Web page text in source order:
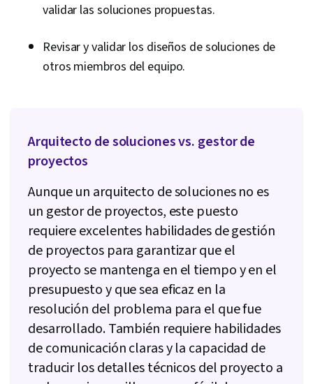
validar las soluciones propuestas.
Revisar y validar los diseños de soluciones de
otros miembros del equipo.
Arquitecto de soluciones vs. gestor de
proyectos
Aunque un arquitecto de soluciones no es
un gestor de proyectos, este puesto
requiere excelentes habilidades de gestión
de proyectos para garantizar que el
proyecto se mantenga en el tiempo y en el
presupuesto y que sea eficaz en la
resolución del problema para el que fue
desarrollado. También requiere habilidades
de comunicación claras y la capacidad de
traducir los detalles técnicos del proyecto a